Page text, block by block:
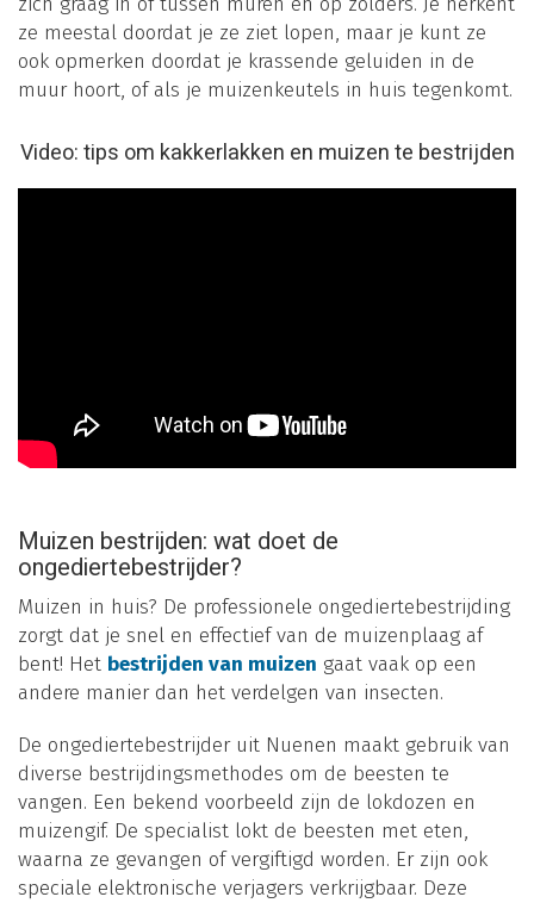
ze meestal doordat je ze ziet lopen, maar je kunt ze
ook opmerken doordat je krassende geluiden in de
muur hoort, of als je muizenkeutels in huis tegenkomt.
Video: tips om kakkerlakken en muizen te bestrijden
Muizen bestrijden: wat doet de
ongediertebestrijder?
Muizen in huis? De professionele ongediertebestrijding
zorgt dat je snel en effectief van de muizenplaag af
bent! Het bestrijden van muizen gaat vaak op een
andere manier dan het verdelgen van insecten.
De ongediertebestrijder uit Nuenen maakt gebruik van
diverse bestrijdingsmethodes om de beesten te
vangen. Een bekend voorbeeld zijn de lokdozen en
muizengif. De specialist lokt de beesten met eten,
waarna ze gevangen of vergiftigd worden. Er zijn ook
speciale elektronische verjagers verkrijgbaar. Deze